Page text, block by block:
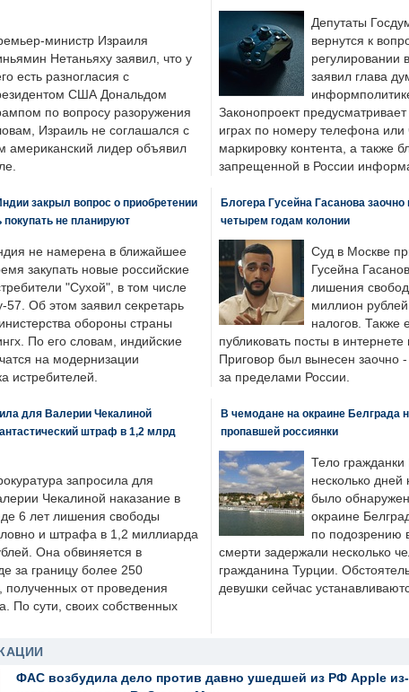
министр Израиля
Нетаньяху заявил, что у
есть разногласия с
США Дональдом
по вопросу разоружения
Израиль не соглашался с
американский лидер объявил
Депутаты
вернутся к
регулировании
заявил глава
Законопроект
играх по номеру телефона или
маркировку контента, а также
запрещенной в России
закрыл вопрос о приобретении
покупать не планируют
не намерена в ближайшее
закупать новые российские
"Сухой", в том числе
57. Об этом заявил секретарь
обороны страны
По его словам, индийские
на модернизации
истребителей.
Блогера Гусейна Гасанова заочно
четырем годам колонии
Суд в Москве
Гусейна
лишения
миллион
налогов. Также
публиковать посты в интернете
Приговор был вынесен заочно
за пределами России.
для Валерии Чекалиной
штраф в 1,2 млрд
запросила для
Чекалиной наказание в
6 лет лишения свободы
и штрафа в 1,2 миллиарда
Она обвиняется в
за границу более 250
полученных от проведения
По сути, своих собственных
В чемодане на окраине Белграда
пропавшей россиянки
Тело
несколько
было
окраине
по подозрению
смерти задержали несколько
гражданина Турции.
девушки сейчас
ФАС возбудила дело против давно ушедшей из РФ Apple